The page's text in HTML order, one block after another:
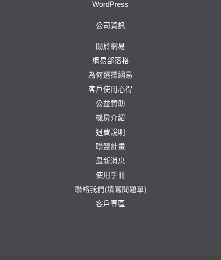
WordPress
公司資訊
關於網易
網易部落格
為何選擇網易
客戶使用心得
公益贊助
機房介紹
退費說明
聯盟計畫
最新消息
使用手冊
聯絡我們(填寫問題單)
客戶專區